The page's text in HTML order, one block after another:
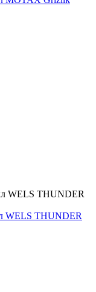
WELS THUNDER